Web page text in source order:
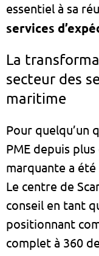
essentiel à sa
services
La
secteur des
maritime
Pour quelqu’un
PME depuis
marquante a
Le centre de
conseil en tant
positionnant
complet à 360